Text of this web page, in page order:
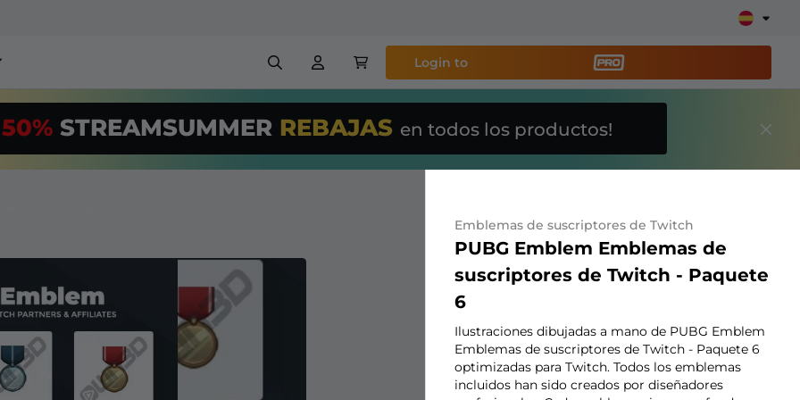
Month*
Configuración fácil de overlays, alertas, donaciones, barras de objetivos,
chatbot, etc
Más
información
Emotes
Login to
50% STREAMSUMMER REBAJAS en todos los productos!
Emblemas de suscriptores de Twitch
PUBG Emblem Emblemas de
suscriptores de Twitch - Paquete
6
Ilustraciones dibujadas a mano de PUBG Emblem
Emblemas de suscriptores de Twitch - Paquete 6
optimizadas para Twitch. Todos los emblemas
incluidos han sido creados por diseñadores